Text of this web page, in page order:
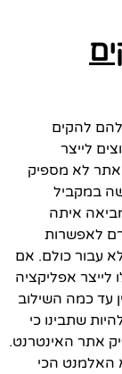
להקים
לייצר
לא מספיק
במקביל
איתה
לאפשרות
עבור כולם. אם
לייצר אפליקציה
עד כמה השילוב
שתבינו כי
אתר האינטרנט.
האלמנט הכי